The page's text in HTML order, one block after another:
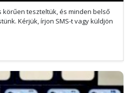
teszteltük, és minden belső
Kérjük, írjon SMS-t vagy küldjön